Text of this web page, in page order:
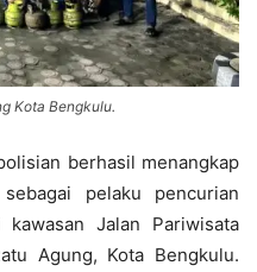
Kota Bengkulu.
berhasil menangkap
pelaku pencurian
Jalan Pariwisata
Agung, Kota Bengkulu.